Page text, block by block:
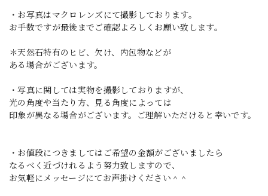
・お写真はマクロレンズにて撮影しております。
お手数ですが最後までご確認よろしくお願い致します。
＊天然石特有のヒビ、欠け、内包物などが
ある場合がございます。
・写真に関しては実物を撮影しておりますが、
光の角度や当たり方、見る角度によっては
印象が異なる場合がございます。ご理解いただけると幸いです。
・お値段につきましてはご希望の金額がございましたら
なるべく近づけれるよう努力致しますので、
お気軽にメッセージにてお声掛けください＾＾